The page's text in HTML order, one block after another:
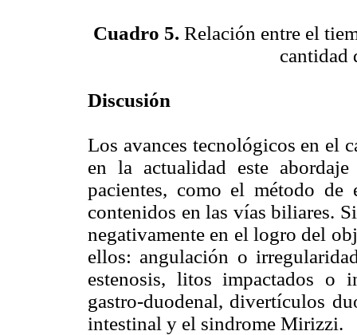
Cuadro 5. Relación entre el
cantidad
Discusión
Los avances tecnológicos en el
en la actualidad este
pacientes, como el método
contenidos en las vías biliares.
negativamente en el logro del
ellos: angulación o
estenosis, litos impactados o
gastro-duodenal, divertículos
intestinal y el sindrome Mirizzi.